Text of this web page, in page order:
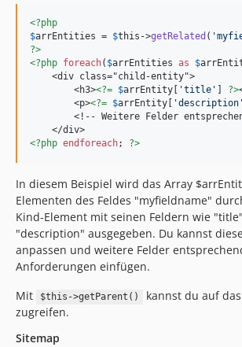
<?php
$arrEntities = $this ->getRelated ( '
?>
<?php foreach( $arrEntities as $
    <div class="child-entity">
        <h3>
<?= $arrEntity 'title ' ?>
        <p>
<?= $arrEntity 'description '
<!-- Weitere Felder
<?php endforeach; ?>
In diesem Beispiel wird das Array
Elementen des Feldes "myfieldname"
Kind-Element mit seinen Feldern wie
"description" ausgegeben. Du kannst
anpassen und weitere Felder
Anforderungen einfügen.
Mit
$this->getParent()
kannst du auf
zugreifen.
Sitemap